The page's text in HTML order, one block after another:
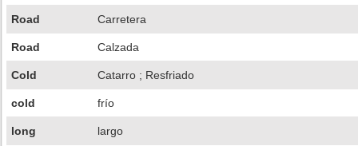
Road Carretera
Road Calzada
Cold Catarro ; Resfriado
cold frío
long largo